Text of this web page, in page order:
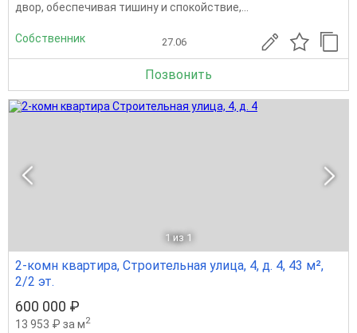
двор, обеспечивая тишину и спокойствие,...
Собственник 27.06
Позвонить
1 из 1
2-комн квартира, Строительная улица, 4, д. 4, 43 м²,
2/2 эт.
600 000 ₽
13 953 ₽ за м2